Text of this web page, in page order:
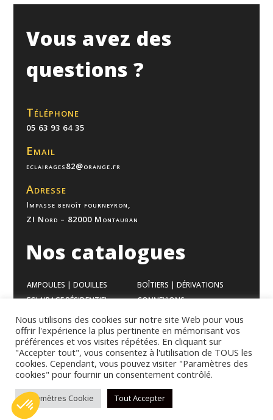
Vous avez des
questions ?
Téléphone
05 63 93 64 35
Email
eclairages82@orange.fr
Adresse
Impasse benoît fourneyron,
ZI Nord – 82000 Montauban
Nos catalogues
AMPOULES | DOUILLES
BOÎTIERS | DÉRIVATIONS
ECLAIRAGE RÉSIDENTIEL
CONNEXIONS
ECLAIRAGE BUREAUX
VENTILATION
ECLAIRAGE INDUSTRIEL
APPAREILLAGES
GAMME MODULAIRES
CHAUFFAGES
générales de vente
Nous utilisons des cookies sur notre site Web pour vous
offrir l'expérience la plus pertinente en mémorisant vos
préférences et vos visites répétées. En cliquant sur
"Accepter tout", vous consentez à l'utilisation de TOUS les
cookies. Cependant, vous pouvez visiter "Paramètres des
cookies" pour fournir un consentement contrôlé.
Paramètres Cookie Tout Accepter